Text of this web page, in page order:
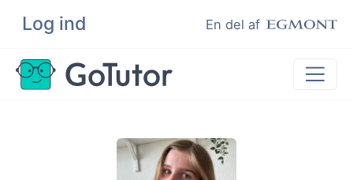
Log ind En del af
Søg
Lektiehjælp
Eksamenshjælp